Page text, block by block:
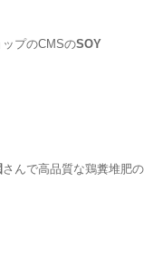
プのCMSのSOY
さんで高品質な鶏糞堆肥の